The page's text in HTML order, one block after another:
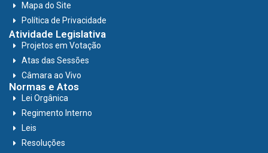
Mapa do Site
Política de Privacidade
Atividade Legislativa
Projetos em Votação
Atas das Sessões
Câmara ao Vivo
Normas e Atos
Lei Orgânica
Regimento Interno
Leis
Resoluções